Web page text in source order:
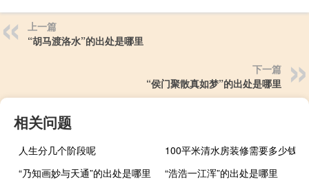
上一篇
“胡马渡洛水”的出处是哪里
下一篇
“侯门聚散真如梦”的出处是哪里
相关问题
人生分几个阶段呢
100平米清水房装修需要多少钱
“乃知画妙与天通”的出处是哪里
“浩浩一江浑”的出处是哪里